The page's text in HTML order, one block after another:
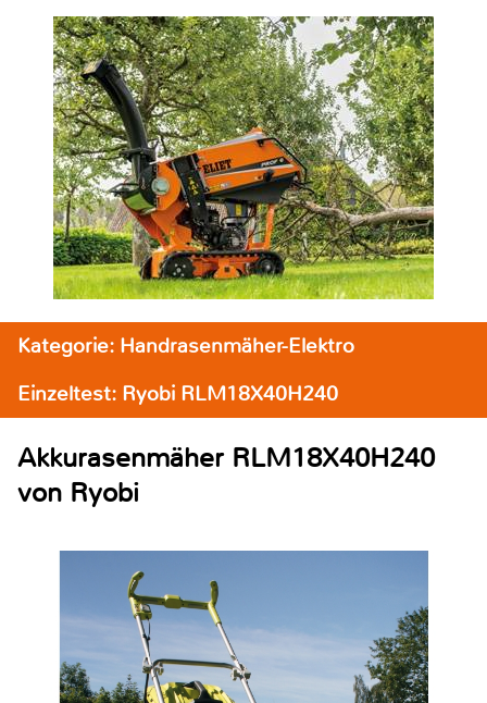
Kategorie: Handrasenmäher-Elektro
Einzeltest: Ryobi RLM18X40H240
Akkurasenmäher RLM18X40H240
von Ryobi